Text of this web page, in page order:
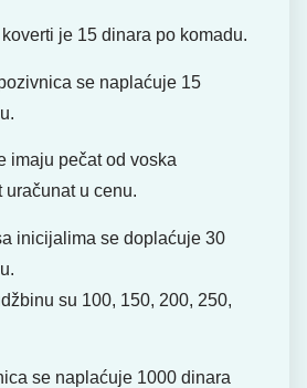
je 15 dinara po komadu.
se naplaćuje 15
imaju pečat od voska
u cenu.
inicijalima se doplaćuje 30
su 100, 150, 200, 250,
se naplaćuje 1000 dinara